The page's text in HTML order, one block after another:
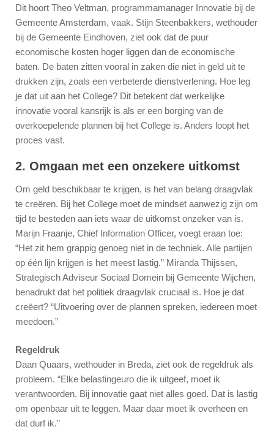
Dit hoort Theo Veltman, programmamanager Innovatie bij de
Gemeente Amsterdam, vaak. Stijn Steenbakkers, wethouder
bij de Gemeente Eindhoven, ziet ook dat de puur
economische kosten hoger liggen dan de economische
baten. De baten zitten vooral in zaken die niet in geld uit te
drukken zijn, zoals een verbeterde dienstverlening. Hoe leg
je dat uit aan het College? Dit betekent dat werkelijke
innovatie vooral kansrijk is als er een borging van de
overkoepelende plannen bij het College is. Anders loopt het
proces vast.
2. Omgaan met een onzekere uitkomst
Om geld beschikbaar te krijgen, is het van belang draagvlak
te creëren. Bij het College moet de mindset aanwezig zijn om
tijd te besteden aan iets waar de uitkomst onzeker van is.
Marijn Fraanje, Chief Information Officer, voegt eraan toe:
“Het zit hem grappig genoeg niet in de techniek. Alle partijen
op één lijn krijgen is het meest lastig.” Miranda Thijssen,
Strategisch Adviseur Sociaal Domein bij Gemeente Wijchen,
benadrukt dat het politiek draagvlak cruciaal is. Hoe je dat
creëert? “Uitvoering over de plannen spreken, iedereen moet
meedoen.”
Regeldruk
Daan Quaars, wethouder in Breda, ziet ook de regeldruk als
probleem. “Elke belastingeuro die ik uitgeef, moet ik
verantwoorden. Bij innovatie gaat niet alles goed. Dat is lastig
om openbaar uit te leggen. Maar daar moet ik overheen en
dat durf ik.”